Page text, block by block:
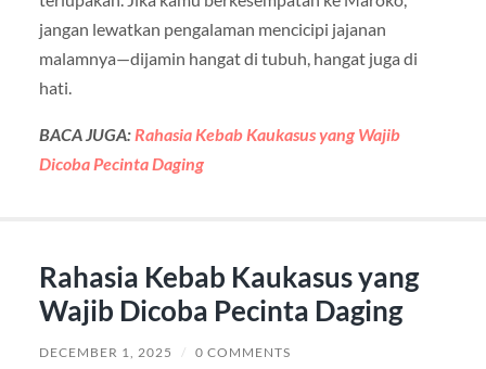
jangan lewatkan pengalaman mencicipi jajanan
malamnya—dijamin hangat di tubuh, hangat juga di
hati.
BACA JUGA:Rahasia Kebab Kaukasus yang Wajib
Dicoba Pecinta Daging
Rahasia Kebab Kaukasus yang
Wajib Dicoba Pecinta Daging
DECEMBER 1, 2025 / 0 COMMENTS